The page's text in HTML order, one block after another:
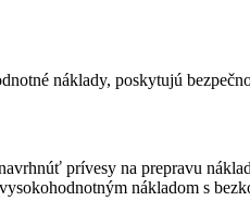
náklady, poskytujú
prívesy na prepravu
nákladom s